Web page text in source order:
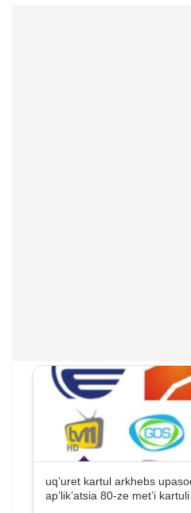
uq’uret kartul arkhebs
ap’lik’atsia 80-ze met’i